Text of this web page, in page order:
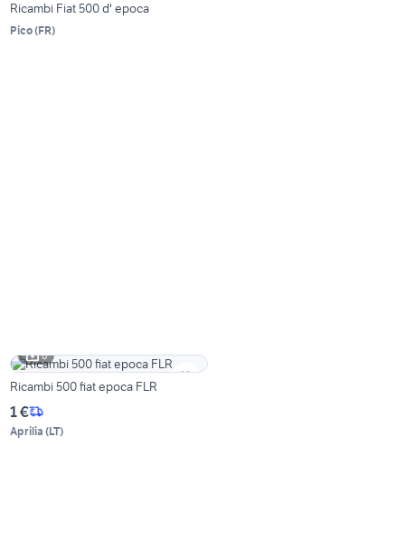
Ricambi Fiat 500 d' epoca
Pico(FR)
6
Ricambi 500 fiat epoca FLR
1 €
Aprilia (LT)